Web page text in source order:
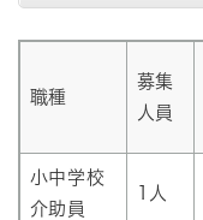
職種
募集
人員
小中学校
介助員
1人